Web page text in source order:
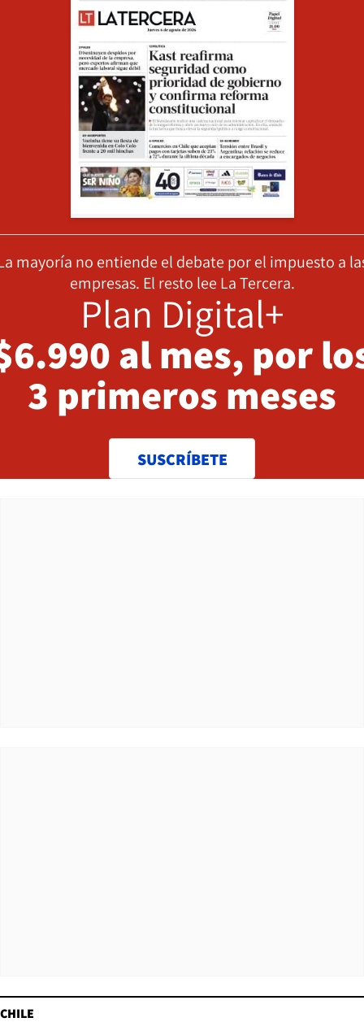
mayoría no entiende el debate por el impuesto a
empresas. El resto lee La Tercera.
Plan Digital+
al mes, por
3 primeros meses
SUSCRÍBETE
CHILE